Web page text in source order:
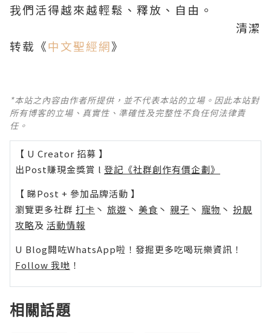
我們活得越來越輕鬆、釋放、自由。
清潔
转载《中文聖經網》
*本站之內容由作者所提供，並不代表本站的立場。因此本站對
所有博客的立場、真實性、準確性及完整性不負任何法律責
任。
【 U Creator 招募 】
出Post賺現金獎賞 l 登記《社群創作有價企劃》
【 睇Post + 參加品牌活動 】
瀏覽更多社群 打卡 丶 旅遊 丶 美食 丶 親子 丶 寵物 丶 扮靚
攻略及 活動情報
U Blog開咗WhatsApp啦！發掘更多吃喝玩樂資訊！
Follow 我哋 ！
相關話題